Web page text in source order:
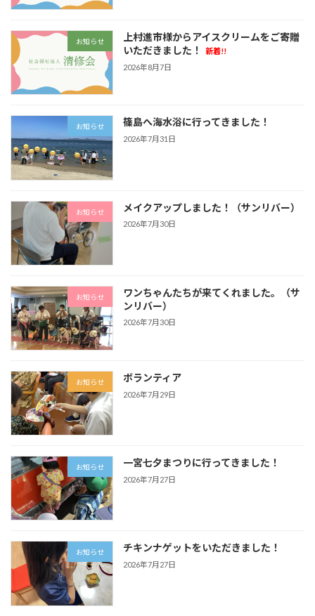
お知らせ
上村進市様からアイスクリームをご寄贈
いただきました！
新着!!
2026年8月7日
お知らせ 篠島へ海水浴に行ってきました！
2026年7月31日
お知らせ メイクアップしました！（サンリバー）
2026年7月30日
お知らせ
ワンちゃんたちが来てくれました。（サ
ンリバー）
2026年7月30日
お知らせ ボランティア
2026年7月29日
お知らせ 一宮七夕まつりに行ってきました！
2026年7月27日
お知らせ チキンナゲットをいただきました！
2026年7月27日